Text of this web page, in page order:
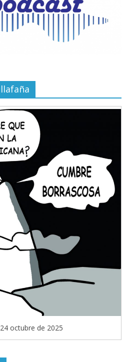
octubre de 2025